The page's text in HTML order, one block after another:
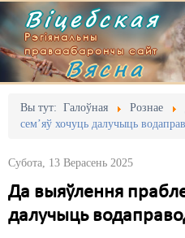
Віцебская
Рэгіянальны
праваабарончы сайт
Вясна
Вы тут: Галоўная Рознае
сем’яў хочуць далучыць
Субота, 13 Верасень 2025
Да выяўлення
далучыць
Галоўная
Адміністрацыйны перасьлед
Безбар'ернае асяродзьдзе
Выбары
Выданьні
Кантакт
Пра нас